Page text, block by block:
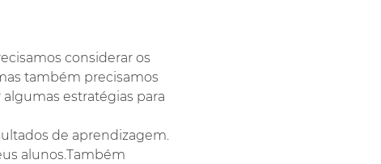
considerar os
também precisamos
estratégias para
de aprendizagem.
alunos.Também